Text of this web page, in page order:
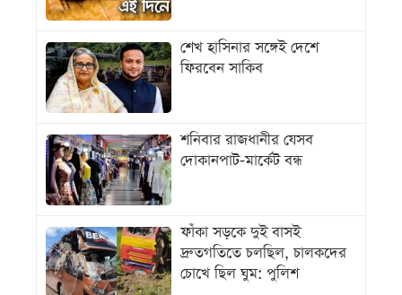
শেখ হাসিনার সঙ্গেই দেশে
ফিরবেন সাকিব
শনিবার রাজধানীর যেসব
দোকানপাট-মার্কেট বন্ধ
ফাঁকা সড়কে দুই বাসই
দ্রুতগতিতে চলছিল, চালকদের
চোখে ছিল ঘুম: পুলিশ